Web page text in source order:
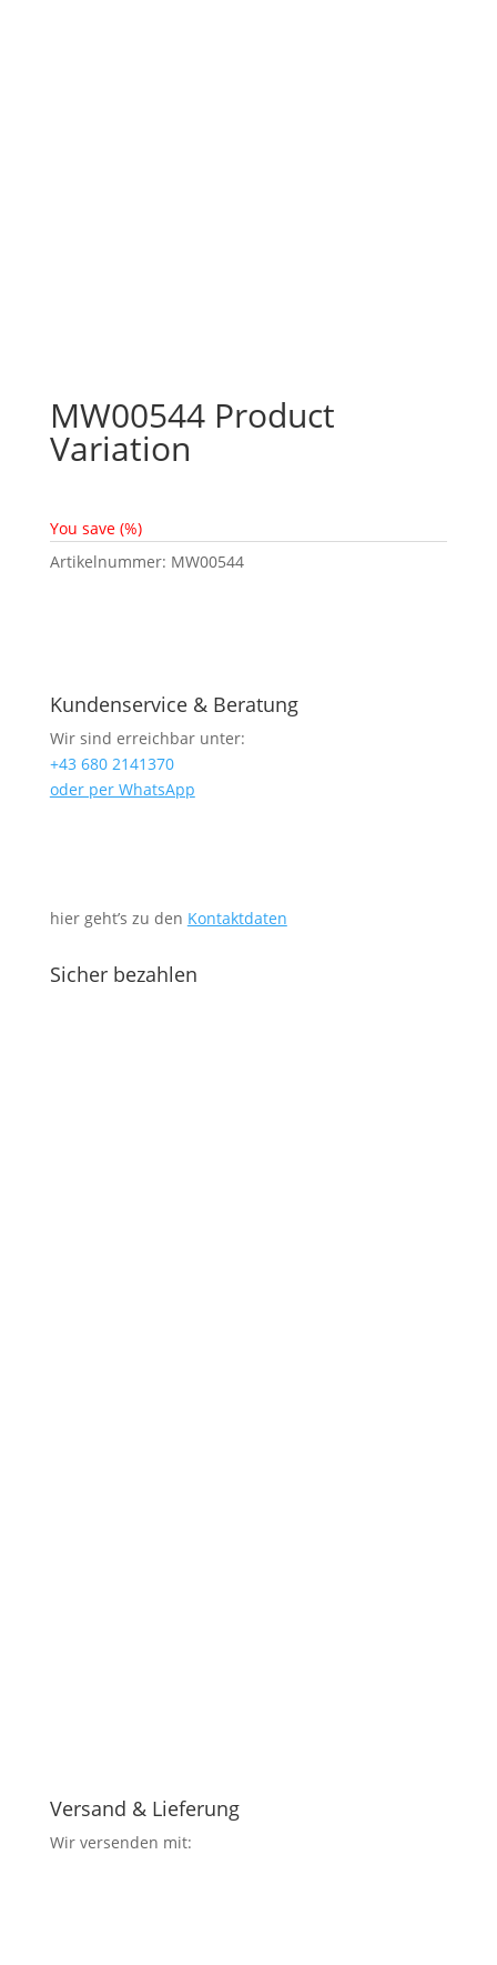
MW00544 Product
Variation
You save (%)
Artikelnummer: MW00544
Kundenservice & Beratung
Wir sind erreichbar unter:
+43 680 2141370
oder per WhatsApp
hier geht’s zu den Kontaktdaten
Sicher bezahlen
Versand & Lieferung
Wir versenden mit: